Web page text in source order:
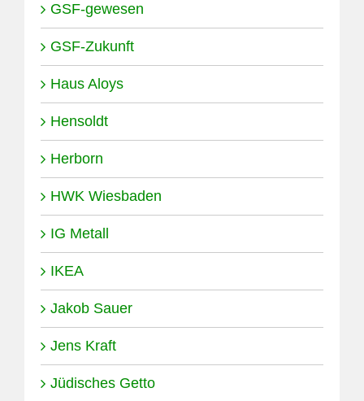
GSF-gewesen
GSF-Zukunft
Haus Aloys
Hensoldt
Herborn
HWK Wiesbaden
IG Metall
IKEA
Jakob Sauer
Jens Kraft
Jüdisches Getto